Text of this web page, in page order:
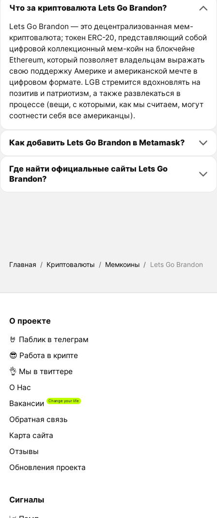
Что за криптовалюта Lets Go Brandon?
Lets Go Brandon — это децентрализованная мем-
криптовалюта; токен ERC-20, представляющий собой
цифровой коллекционный мем-койн на блокчейне
Ethereum, который позволяет владельцам выражать
свою поддержку Америке и американской мечте в
цифровом формате. LGB стремится вдохновлять на
позитив и патриотизм, а также развлекаться в
процессе (вещи, с которыми, как мы считаем, могут
соотнести себя все американцы).
Как добавить Lets Go Brandon в Metamask?
Где найти официальные сайты Lets Go
Brandon?
Главная / Криптовалюты / Мемкоины / Lets Go Brandon
О проекте
🤘 Паблик в телеграм
😎 Работа в крипте
👌 Мы в твиттере
О Нас
Вакансии
Обратная связь
Карта сайта
Отзывы
Обновления проекта
Сигналы